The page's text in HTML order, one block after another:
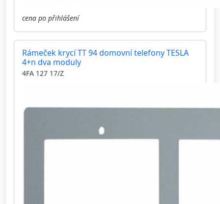
cena po přihlášení
Rámeček krycí TT 94 domovní telefony TESLA
4+n dva moduly
4FA 127 17/Z